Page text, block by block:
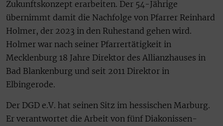
Zukunftskonzept erarbeiten. Der 54-Jährige
übernimmt damit die Nachfolge von Pfarrer Reinhard
Holmer, der 2023 in den Ruhestand gehen wird.
Holmer war nach seiner Pfarrertätigkeit in
Mecklenburg 18 Jahre Direktor des Allianzhauses in
Bad Blankenburg und seit 2011 Direktor in
Elbingerode.
Der DGD e.V. hat seinen Sitz im hessischen Marburg.
Er verantwortet die Arbeit von fünf Diakonissen-